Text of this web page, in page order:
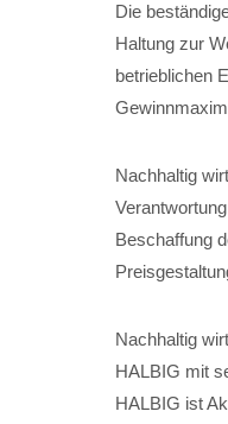
Die
Haltung zur
betrieblichen
Nachhaltig
Beschaffung
Nachhaltig
HALBIG mit
HALBIG ist